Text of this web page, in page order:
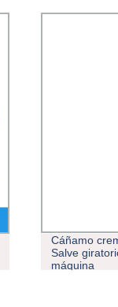
Cigarrillo
máquina de
recuento de